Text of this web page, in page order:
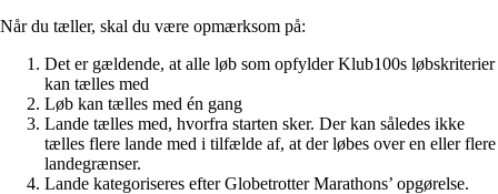
Når du tæller, skal du være opmærksom på:
Det er gældende, at alle løb som opfylder Klub100s løbskriterier
kan tælles med
Løb kan tælles med én gang
Lande tælles med, hvorfra starten sker. Der kan således ikke
tælles flere lande med i tilfælde af, at der løbes over en eller flere
landegrænser.
Lande kategoriseres efter Globetrotter Marathons’ opgørelse.